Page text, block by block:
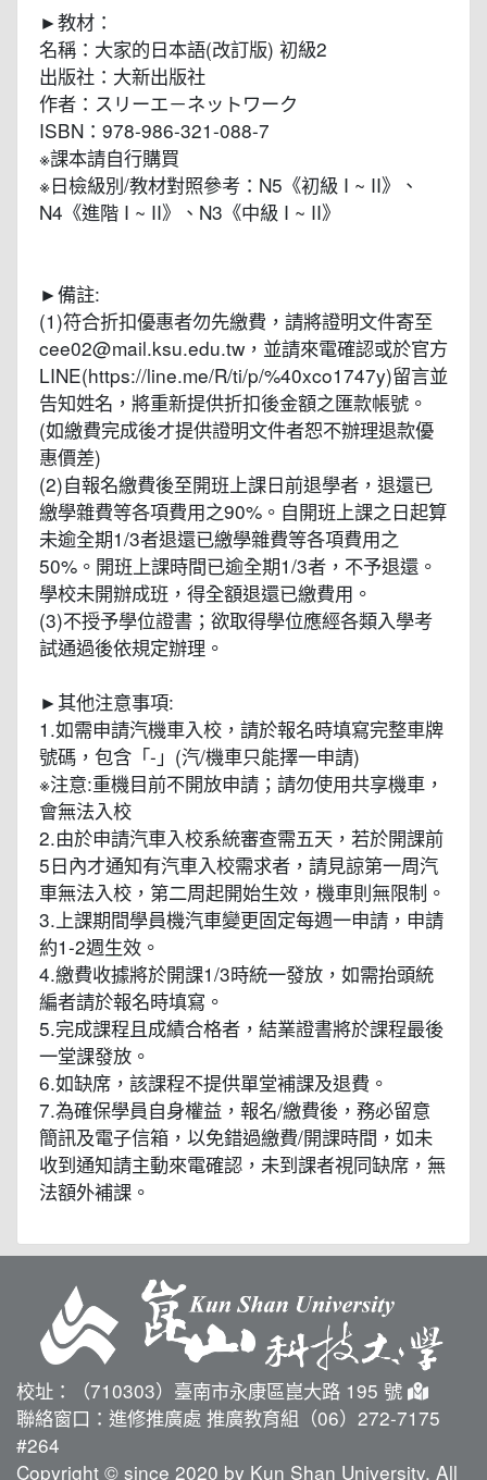
►教材：
名稱：大家的日本語(改訂版) 初級2
出版社：大新出版社
作者：スリーエ－ネットワーク
ISBN：978-986-321-088-7
※課本請自行購買
※日檢級別/教材對照參考：N5《初級 I ~ II》、
N4《進階 I ~ II》、N3《中級 I ~ II》
►備註:
(1)符合折扣優惠者勿先繳費，請將證明文件寄至
cee02@mail.ksu.edu.tw，並請來電確認或於官方
LINE(https://line.me/R/ti/p/%40xco1747y)留言並
告知姓名，將重新提供折扣後金額之匯款帳號。
(如繳費完成後才提供證明文件者恕不辦理退款優
惠價差)
(2)自報名繳費後至開班上課日前退學者，退還已
繳學雜費等各項費用之90%。自開班上課之日起算
未逾全期1/3者退還已繳學雜費等各項費用之
50%。開班上課時間已逾全期1/3者，不予退還。
學校未開辦成班，得全額退還已繳費用。
(3)不授予學位證書；欲取得學位應經各類入學考
試通過後依規定辦理。
►其他注意事項:
1.如需申請汽機車入校，請於報名時填寫完整車牌
號碼，包含「-」(汽/機車只能擇一申請)
※注意:重機目前不開放申請；請勿使用共享機車，
會無法入校
2.由於申請汽車入校系統審查需五天，若於開課前
5日內才通知有汽車入校需求者，請見諒第一周汽
車無法入校，第二周起開始生效，機車則無限制。
3.上課期間學員機汽車變更固定每週一申請，申請
約1-2週生效。
4.繳費收據將於開課1/3時統一發放，如需抬頭統
編者請於報名時填寫。
5.完成課程且成績合格者，結業證書將於課程最後
一堂課發放。
6.如缺席，該課程不提供單堂補課及退費。
7.為確保學員自身權益，報名/繳費後，務必留意
簡訊及電子信箱，以免錯過繳費/開課時間，如未
收到通知請主動來電確認，未到課者視同缺席，無
法額外補課。
校址：（710303）臺南市永康區崑大路 195 號
聯絡窗口：進修推廣處 推廣教育組（06）272-7175
#264
Copyright © since 2020 by Kun Shan University. All